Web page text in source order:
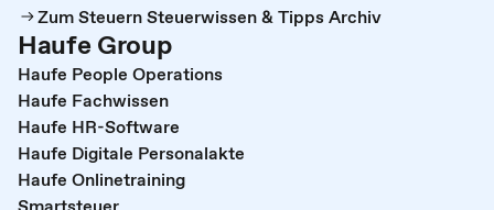
Zum Steuern Steuerwissen & Tipps Archiv
Haufe Group
Haufe People Operations
Haufe Fachwissen
Haufe HR-Software
Haufe Digitale Personalakte
Haufe Onlinetraining